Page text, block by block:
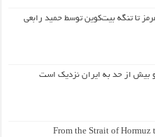
تا تنگه بیت‌کوین توسط حمید رابعی
بیش از حد به ایران نزدیک است
From the Strait of